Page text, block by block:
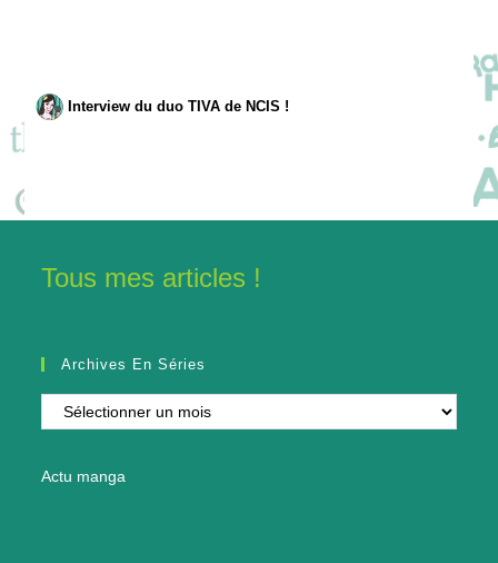
Interview du duo TIVA de NCIS !
Tous mes articles !
Archives En Séries
Archives
en
Actu manga